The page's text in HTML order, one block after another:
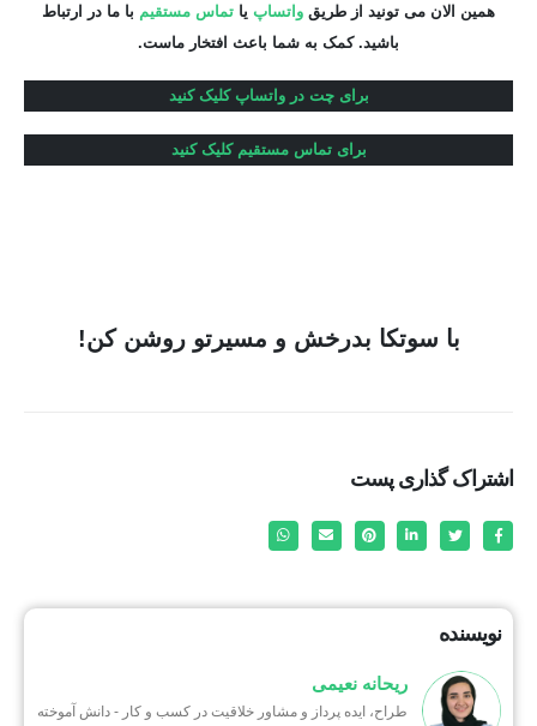
همین الان می تونید از طریق واتساپ یا تماس مستقیم با ما در ارتباط
باشید. کمک به شما باعث افتخار ماست.
برای چت در واتساپ کلیک کنید
برای تماس مستقیم کلیک کنید
با سوتکا بدرخش و مسیرتو روشن کن!
اشتراک گذاری پست
نویسنده
ریحانه نعیمی
طراح، ایده پرداز و مشاور خلاقیت در کسب و کار - دانش آموخته